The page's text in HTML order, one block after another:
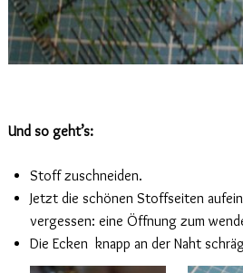
Und so geht’s:
Stoff zuschneiden.
Jetzt die schönen Stoffseiten
vergessen: eine Öffnung zum
Die Ecken knapp an der Naht